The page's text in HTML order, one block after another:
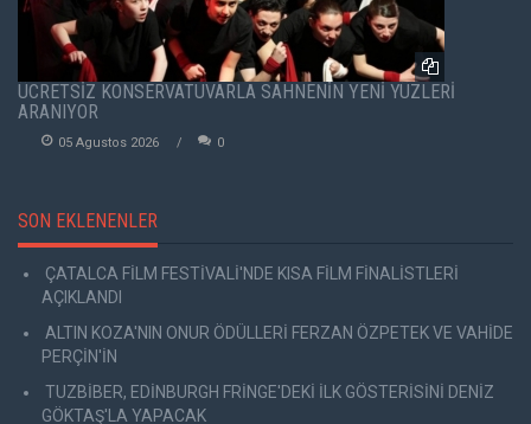
ÜCRETSİZ KONSERVATUVARLA SAHNENİN YENİ YÜZLERİ
ARANIYOR
05 Agustos 2026 0
SON EKLENENLER
ÇATALCA FİLM FESTİVALİ'NDE KISA FİLM FİNALİSTLERİ
AÇIKLANDI
ALTIN KOZA'NIN ONUR ÖDÜLLERİ FERZAN ÖZPETEK VE VAHİDE
PERÇİN'İN
TUZBİBER, EDİNBURGH FRİNGE'DEKİ İLK GÖSTERİSİNİ DENİZ
GÖKTAŞ'LA YAPACAK